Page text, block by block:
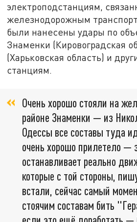
электроподстанциям,
железнодорожным
были нанесены удары по
Знаменки (Кировоградская
(Харьковская область) и
станциям.
Очень хорошо стояли на
районе Знаменки — из
Одессы все составы туда
очень хорошо прилетело —
останавливает реально
которые с той стороны,
встали, сейчас самый
стоячим составам бить